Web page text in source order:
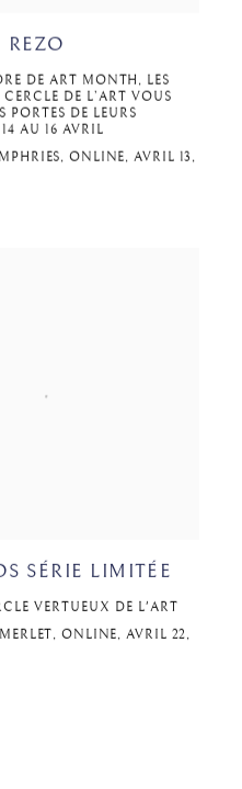
REZO
DE ART MONTH, LES
DE L’ART VOUS
PORTES DE LEURS
AU 16 AVRIL
ONLINE, AVRIL 13,
SÉRIE LIMITÉE
VERTUEUX DE L'ART
ONLINE, AVRIL 22,